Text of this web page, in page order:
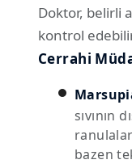
Doktor, belirli
kontrol
Cerrahi
sıvının
bazen